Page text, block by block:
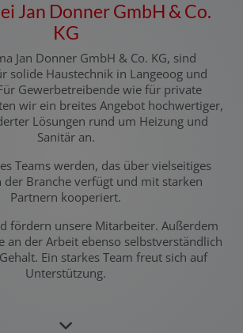
Jan Donner GmbH & Co.
KG
Jan Donner GmbH & Co. KG, sind
solide Haustechnik in Langeoog und
Gewerbetreibende wie für private
wir ein breites Angebot hochwertiger,
Lösungen rund um Heizung und
Sanitär an.
Teams werden, das über vielseitiges
der Branche verfügt und mit starken
Partnern kooperiert.
fördern unsere Mitarbeiter. Außerdem
an der Arbeit ebenso selbstverständlich
Ein starkes Team freut sich auf
Unterstützung.